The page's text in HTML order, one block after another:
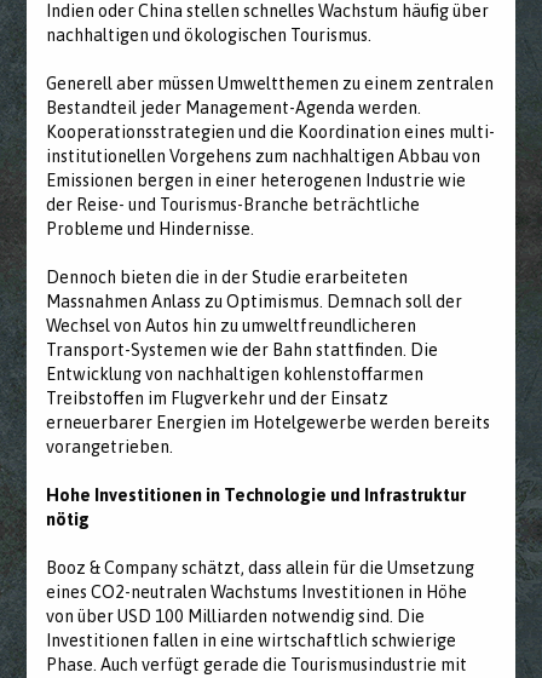
Indien oder China stellen schnelles Wachstum häufig über
nachhaltigen und ökologischen Tourismus.
Generell aber müssen Umweltthemen zu einem zentralen
Bestandteil jeder Management-Agenda werden.
Kooperationsstrategien und die Koordination eines multi-
institutionellen Vorgehens zum nachhaltigen Abbau von
Emissionen bergen in einer heterogenen Industrie wie
der Reise- und Tourismus-Branche beträchtliche
Probleme und Hindernisse.
Dennoch bieten die in der Studie erarbeiteten
Massnahmen Anlass zu Optimismus. Demnach soll der
Wechsel von Autos hin zu umweltfreundlicheren
Transport-Systemen wie der Bahn stattfinden. Die
Entwicklung von nachhaltigen kohlenstoffarmen
Treibstoffen im Flugverkehr und der Einsatz
erneuerbarer Energien im Hotelgewerbe werden bereits
vorangetrieben.
Hohe Investitionen in Technologie und Infrastruktur
nötig
Booz & Company schätzt, dass allein für die Umsetzung
eines CO2-neutralen Wachstums Investitionen in Höhe
von über USD 100 Milliarden notwendig sind. Die
Investitionen fallen in eine wirtschaftlich schwierige
Phase. Auch verfügt gerade die Tourismusindustrie mit